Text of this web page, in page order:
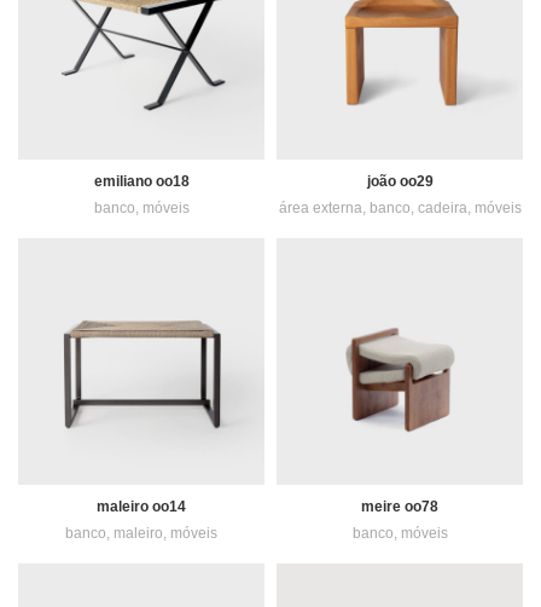
emiliano oo18
banco, móveis
joão oo29
área externa, banco, cadeira, móveis
maleiro oo14
banco, maleiro, móveis
meire oo78
banco, móveis